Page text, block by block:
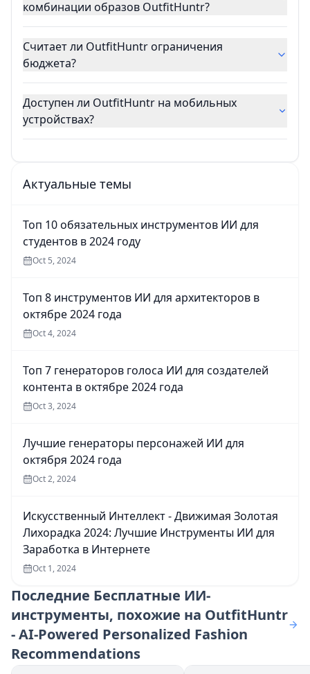
комбинации образов OutfitHuntr?
Считает ли OutfitHuntr ограничения
бюджета?
Доступен ли OutfitHuntr на мобильных
устройствах?
Актуальные темы
Топ 10 обязательных инструментов ИИ для
студентов в 2024 году
Oct 5, 2024
Топ 8 инструментов ИИ для архитекторов в
октябре 2024 года
Oct 4, 2024
Топ 7 генераторов голоса ИИ для создателей
контента в октябре 2024 года
Oct 3, 2024
Лучшие генераторы персонажей ИИ для
октября 2024 года
Oct 2, 2024
Искусственный Интеллект - Движимая Золотая
Лихорадка 2024: Лучшие Инструменты ИИ для
Заработка в Интернете
Oct 1, 2024
Последние Бесплатные ИИ-
инструменты, похожие на OutfitHuntr
- AI-Powered Personalized Fashion
Recommendations